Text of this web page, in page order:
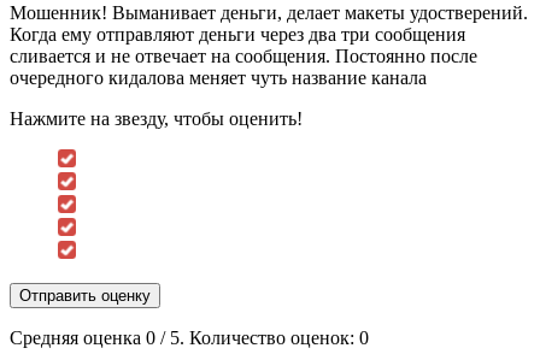
Мошенник! Выманивает деньги, делает макеты удостверений.
Когда ему отправляют деньги через два три сообщения
сливается и не отвечает на сообщения. Постоянно после
очередного кидалова меняет чуть название канала
Нажмите на звезду, чтобы оценить!
Отправить оценку
Средняя оценка 0 / 5. Количество оценок: 0